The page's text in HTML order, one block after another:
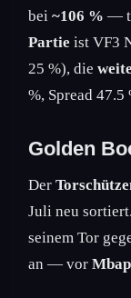
bei ~106 % —
Partie ist VF3
25 %), die
%, Spread 47.5
Golden
Der
Juli neu sortiert.
seinem Tor
an — vor